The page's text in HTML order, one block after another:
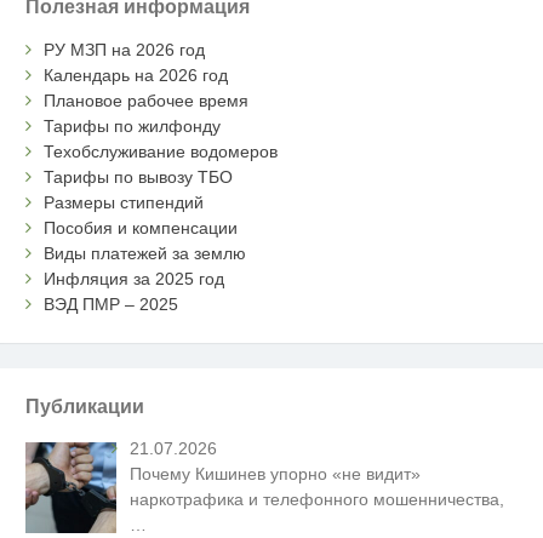
Полезная информация
РУ МЗП на 2026 год
Календарь на 2026 год
Плановое рабочее время
Тарифы по жилфонду
Техобслуживание водомеров
Тарифы по вывозу ТБО
Размеры стипендий
Пособия и компенсации
Виды платежей за землю
Инфляция за 2025 год
ВЭД ПМР – 2025
Публикации
21.07.2026
Почему Кишинев упорно «не видит»
наркотрафика и телефонного мошенничества,
…